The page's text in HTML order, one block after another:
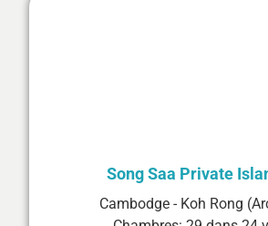
Song Saa Private
Cambodge - Koh Rong